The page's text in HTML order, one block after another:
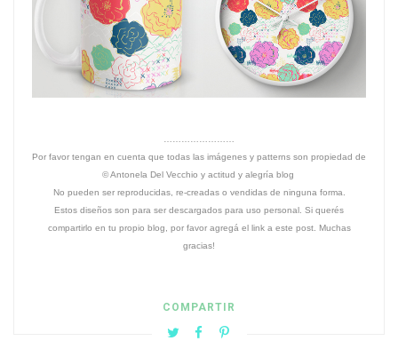
……………………
Por favor tengan en cuenta que todas las imágenes y patterns son propiedad de
© Antonela Del Vecchio y actitud y alegría blog
No pueden ser reproducidas, re-creadas o vendidas de ninguna forma.
Estos diseños son para ser descargados para uso personal. Si querés
compartirlo en tu propio blog, por favor agregá el link a este post. Muchas
gracias!
COMPARTIR